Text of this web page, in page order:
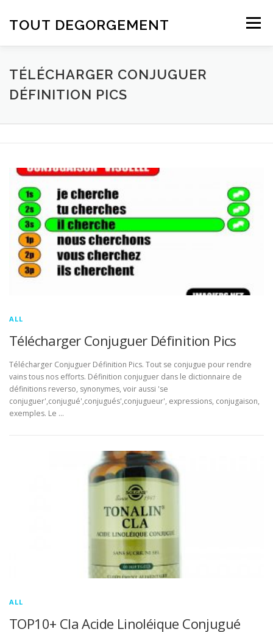
TOUT DEGORGEMENT Menu
TÉLÉCHARGER CONJUGUER
DÉFINITION PICS
ALL
Télécharger Conjuguer Définition Pics
Télécharger Conjuguer Définition Pics. Tout se conjugue pour rendre
vains tous nos efforts. Définition conjuguer dans le dictionnaire de
définitions reverso, synonymes, voir aussi 'se
conjuguer',conjugué',conjugués',conjugueur', expressions, conjugaison,
exemples. Le …
ALL
TOP10+ Cla Acide Linoléique Conjugué